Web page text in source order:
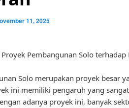
11, 2025
Pembangunan Solo
Solo merupakan proyek besar
ini memiliki pengaruh yang
adanya proyek ini, banyak